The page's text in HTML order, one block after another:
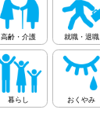
高齢・介護 就職・退職
暮らし おくやみ